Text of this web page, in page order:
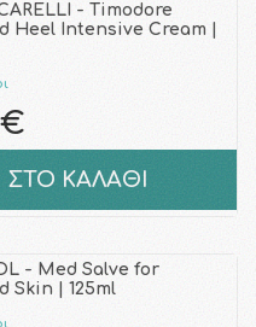
- Timodore
Heel Intensive Cream |
ΣΤΟ ΚΑΛΑΘΙ
- Med Salve for
Skin | 125ml